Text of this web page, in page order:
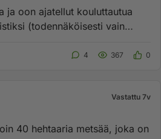
ja oon ajatellut kouluttautua
(todennäköisesti vain
4 367 0
Vastattu 7v
40 hehtaaria metsää, joka on